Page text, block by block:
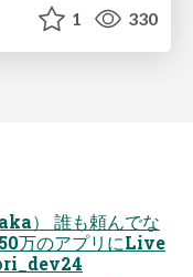
1 330
） 誰も頼んでな
万のアプリにLive